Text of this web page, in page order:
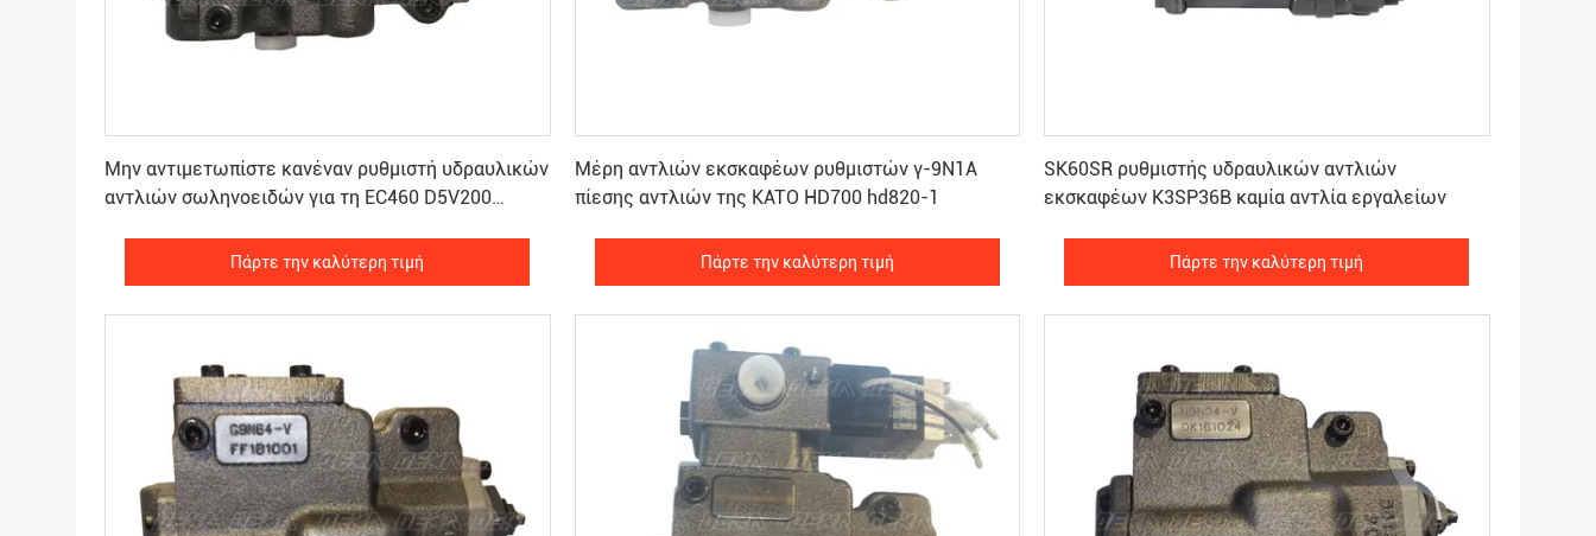
Μην αντιμετωπίστε κανέναν ρυθμιστή υδραυλικών
αντλιών σωληνοειδών για τη EC460 D5V200
Πάρτε την καλύτερη τιμή
Μέρη αντλιών εκσκαφέων ρυθμιστών γ-9N1A
πίεσης αντλιών της KATO HD700 hd820-1
Πάρτε την καλύτερη τιμή
SK60SR ρυθμιστής υδραυλικών αντλιών
εκσκαφέων K3SP36B καμία αντλία εργαλείων
Πάρτε την καλύτερη τιμή